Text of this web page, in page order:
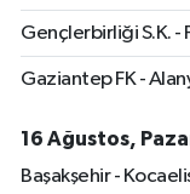
Gençlerbirliği S.K. -
Gaziantep FK -
16 Ağustos,
Başakşehir -